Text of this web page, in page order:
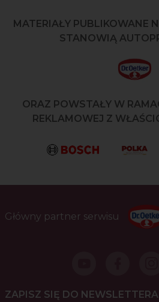
MATERIAŁY PUBLIKOWANE
STANOWIĄ
ORAZ POWSTAŁY W
REKLAMOWEJ Z
Główny partner serwisu
ZAPISZ SIĘ DO